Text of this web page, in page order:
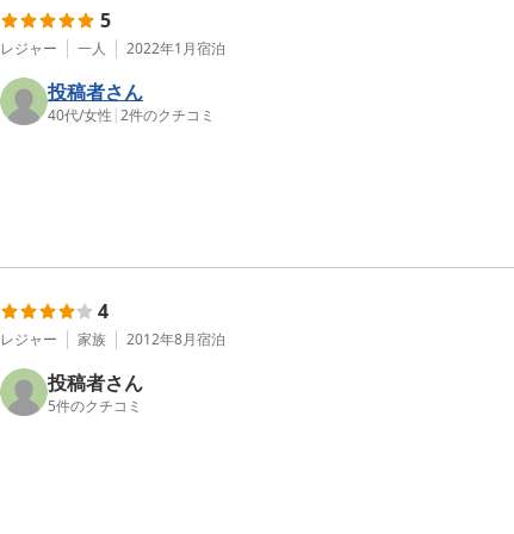
5
レジャー 一人 2022年1月宿泊
投稿者さん
40代/女性 |2件のクチコミ
4
レジャー 家族 2012年8月宿泊
投稿者さん
5件のクチコミ